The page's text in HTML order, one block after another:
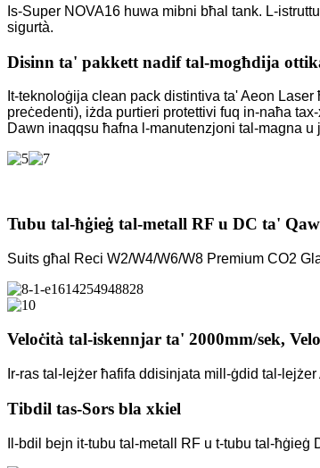
Is-Super NOVA16 huwa mibni bħal tank. L-
sigurtà.
Disinn ta' pakkett nadif tal-mogħdija
It-teknoloġija clean pack distintiva ta' Aeon
preċedenti), iżda purtieri protettivi fuq in-naħa
Dawn inaqqsu ħafna l-manutenzjoni tal-magna
Tubu tal-ħġieġ tal-metall RF u DC ta'
Suits għal Reci W2/W4/W6/W8 Premium CO2
Veloċità tal-iskennjar ta' 2000mm/sek,
Ir-ras tal-lejżer ħafifa ddisinjata mill-ġdid tal-
Tibdil tas-Sors bla xkiel
Il-bdil bejn it-tubu tal-metall RF u t-tubu tal-